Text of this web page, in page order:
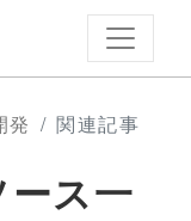
発 関連記事
ス一